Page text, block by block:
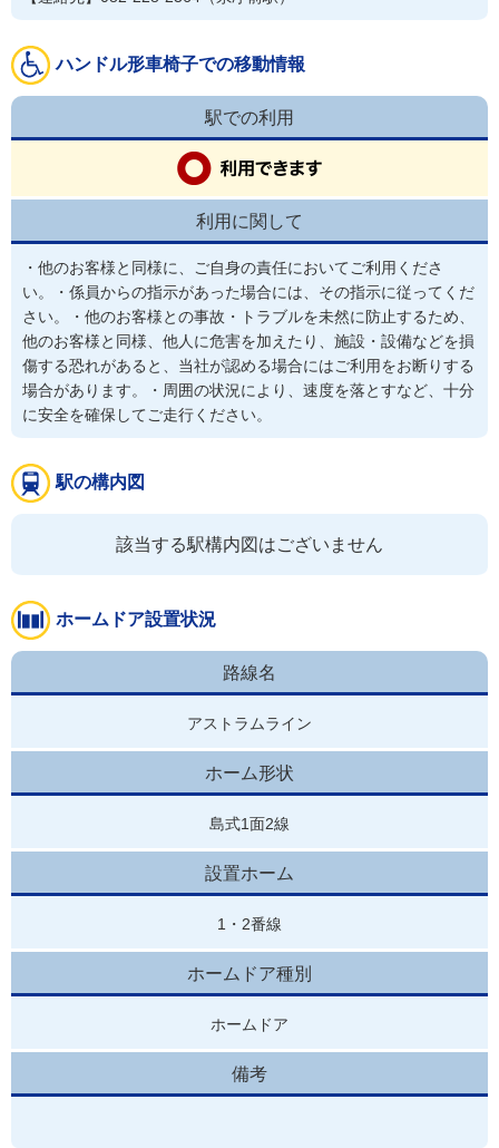
ハンドル形車椅子での移動情報
駅での利用
利用に関して
・他のお客様と同様に、ご自身の責任においてご利用くださ
い。・係員からの指示があった場合には、その指示に従ってくだ
さい。・他のお客様との事故・トラブルを未然に防止するため、
他のお客様と同様、他人に危害を加えたり、施設・設備などを損
傷する恐れがあると、当社が認める場合にはご利用をお断りする
場合があります。・周囲の状況により、速度を落とすなど、十分
に安全を確保してご走行ください。
駅の構内図
該当する駅構内図はございません
ホームドア設置状況
路線名
アストラムライン
ホーム形状
島式1面2線
設置ホーム
1・2番線
ホームドア種別
ホームドア
備考